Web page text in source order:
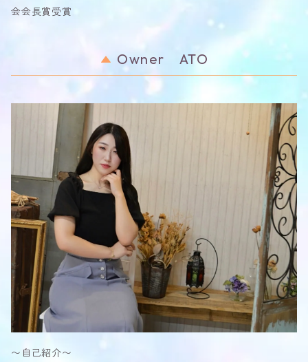
会会長賞受賞
Owner ATO
〜自己紹介〜